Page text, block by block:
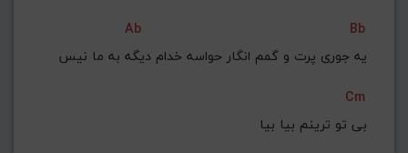
Ab
Bb
یه جوری پرت و گمم انگار حواسه خدام دیگه به ما نیس
Cm
بی تو ترینم بیا بیا